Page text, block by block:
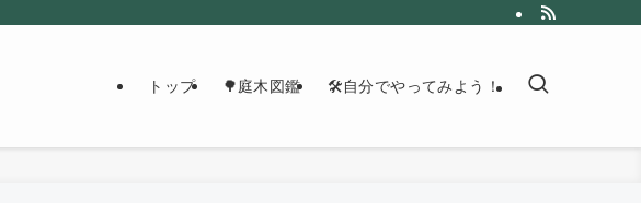
トップ 🌳庭木図鑑 🛠自分でやってみよう！